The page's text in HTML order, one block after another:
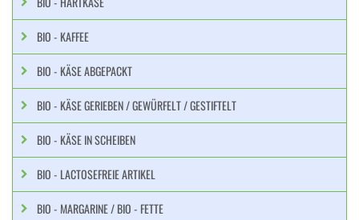
BIO - KAFFEE
BIO - KÄSE ABGEPACKT
BIO - KÄSE GERIEBEN / GEWÜRFELT / GESTIFTELT
BIO - KÄSE IN SCHEIBEN
BIO - LACTOSEFREIE ARTIKEL
BIO - MARGARINE / BIO - FETTE